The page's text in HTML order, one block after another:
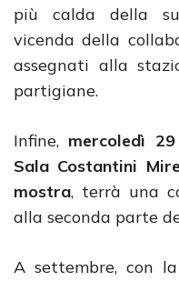
più calda della
vicenda della
assegnati alla
partigiane.
Infine, mercoledì
Sala Costantini
mostra, terrà una
alla seconda parte
A settembre, con